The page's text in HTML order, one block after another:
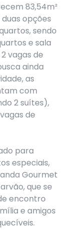
83,54m²
opções
sendo
e sala
vagas de
ainda
as
com
2 suítes),
de
para
especiais,
Gourmet
que se
encontro
e amigos